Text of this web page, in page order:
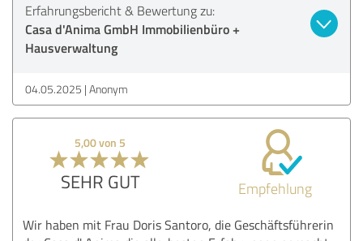
Erfahrungsbericht & Bewertung zu:
Casa d'Anima GmbH Immobilienbüro +
Hausverwaltung
04.05.2025 Anonym
5,00 von 5
SEHR GUT Empfehlung
Wir haben mit Frau Doris Santoro, die Geschäftsführerin